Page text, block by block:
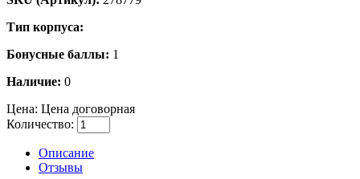
Тип корпуса:
Бонусные баллы: 1
Наличие: 0
Цена: Цена договорная
Количество:
Описание
Отзывы